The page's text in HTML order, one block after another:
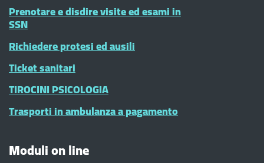
Prenotare e disdire visite ed esami in
SSN
Richiedere protesi ed ausili
Ticket sanitari
TIROCINI PSICOLOGIA
Trasporti in ambulanza a pagamento
Moduli on line